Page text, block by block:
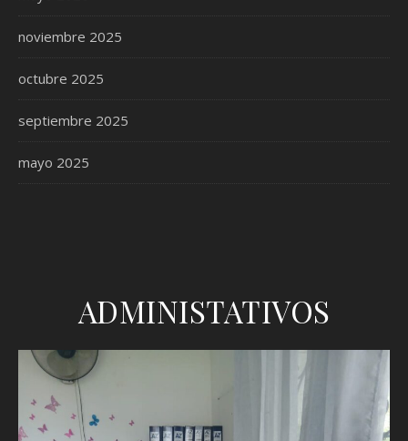
noviembre 2025
octubre 2025
septiembre 2025
mayo 2025
ADMINISTATIVOS